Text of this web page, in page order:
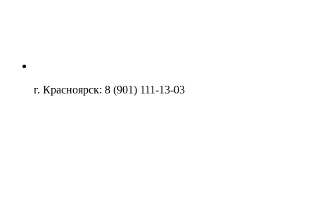
г. Красноярск: 8 (901) 111-13-03